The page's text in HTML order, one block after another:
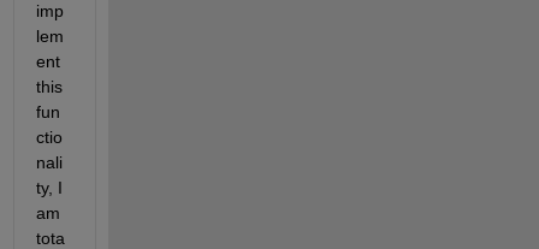
imp
lem
ent
this
fun
ctio
nali
ty, I
am
tota